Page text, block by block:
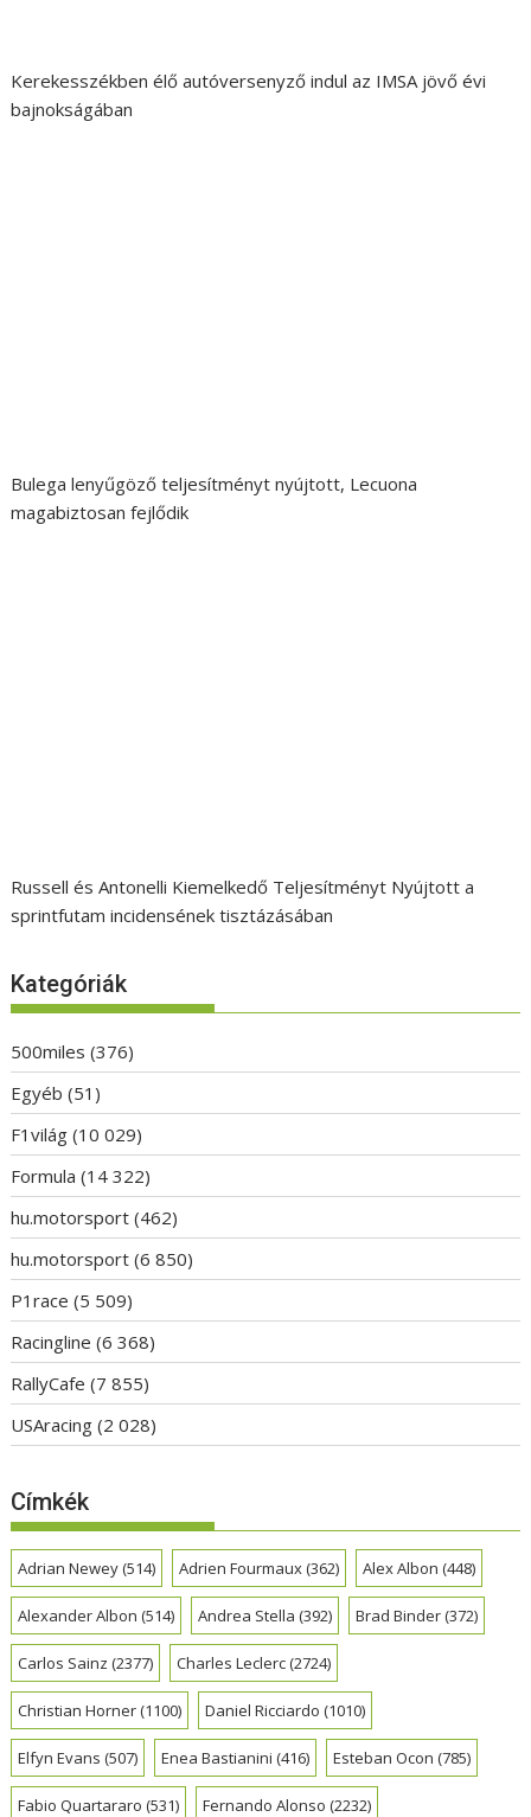
Kerekesszékben élő autóversenyző indul az IMSA jövő évi
bajnokságában
Bulega lenyűgöző teljesítményt nyújtott, Lecuona
magabiztosan fejlődik
Russell és Antonelli Kiemelkedő Teljesítményt Nyújtott a
sprintfutam incidensének tisztázásában
Kategóriák
500miles (376)
Egyéb (51)
F1világ (10 029)
Formula (14 322)
hu.motorsport (462)
hu.motorsport (6 850)
P1race (5 509)
Racingline (6 368)
RallyCafe (7 855)
USAracing (2 028)
Címkék
Adrian Newey(514) Adrien Fourmaux(362) Alex Albon (448)
Alexander Albon (514) Andrea Stella (392) Brad Binder(372)
Carlos Sainz (2377) Charles Leclerc(2724)
Christian Horner(1100) Daniel Ricciardo (1010)
Elfyn Evans (507) Enea Bastianini (416) Esteban Ocon (785)
Fabio Quartararo (531) Fernando Alonso (2232)